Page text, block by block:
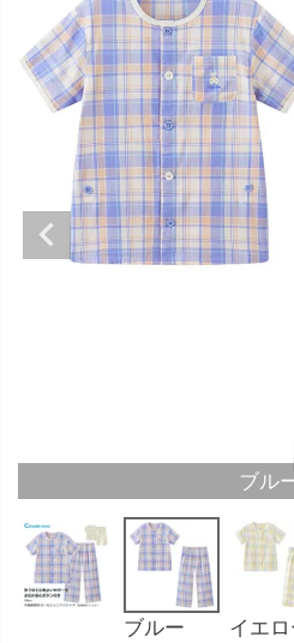
ブル
ブルー イエロ